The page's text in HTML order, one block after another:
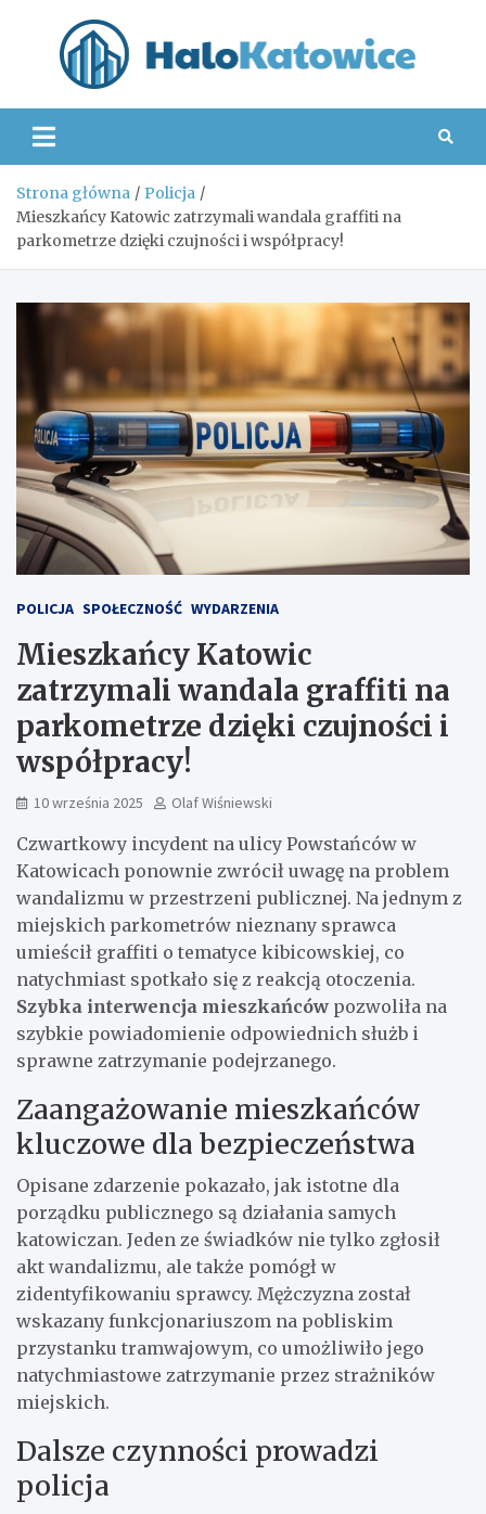
Strona główna
Policja
Mieszkańcy Katowic zatrzymali wandala graffiti na
parkometrze dzięki czujności i współpracy!
POLICJA SPOŁECZNOŚĆ WYDARZENIA
Mieszkańcy Katowic
zatrzymali wandala graffiti na
parkometrze dzięki czujności i
współpracy!
10 września 2025 Olaf Wiśniewski
Czwartkowy incydent na ulicy Powstańców w
Katowicach ponownie zwrócił uwagę na problem
wandalizmu w przestrzeni publicznej. Na jednym z
miejskich parkometrów nieznany sprawca
umieścił graffiti o tematyce kibicowskiej, co
natychmiast spotkało się z reakcją otoczenia.
Szybka interwencja mieszkańców pozwoliła na
szybkie powiadomienie odpowiednich służb i
sprawne zatrzymanie podejrzanego.
Zaangażowanie mieszkańców
kluczowe dla bezpieczeństwa
Opisane zdarzenie pokazało, jak istotne dla
porządku publicznego są działania samych
katowiczan. Jeden ze świadków nie tylko zgłosił
akt wandalizmu, ale także pomógł w
zidentyfikowaniu sprawcy. Mężczyzna został
wskazany funkcjonariuszom na pobliskim
przystanku tramwajowym, co umożliwiło jego
natychmiastowe zatrzymanie przez strażników
miejskich.
Dalsze czynności prowadzi
policja